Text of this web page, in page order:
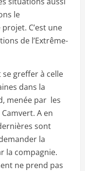
le
C’est une
de l’Extrême-
greffer à celle
dans la
menée par les
A en
sont
la
la compagnie.
ne prend pas